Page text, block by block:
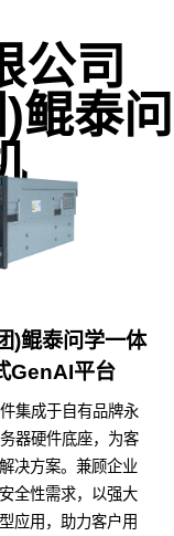
公司
鲲泰问
)鲲泰问学一体
GenAI平台
集成于自有品牌永
器硬件底座，为客
决方案。兼顾企业
全性需求，以强大
应用，助力客户用